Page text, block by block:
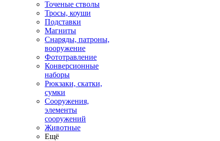
Точеные стволы
Тросы, коуши
Подставки
Магниты
Снаряды, патроны,
вооружение
Фототравление
Конверсионные
наборы
Рюкзаки, скатки,
сумки
Сооружения,
элементы
сооружений
Животные
Ещё